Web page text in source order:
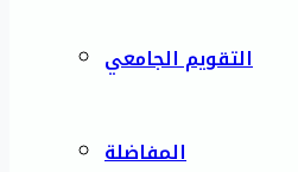
التقويم الجامعي
المفاضلة